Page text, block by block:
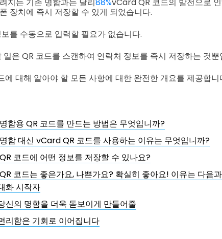
지는 기존 명함과는 달리 88%vCard QR 코드의 발전으로
장치에 즉시 저장할 수 있게 되었습니다.
를 수동으로 입력할 필요가 없습니다.
일은 QR 코드를 스캔하여 연락처 정보를 즉시 저장하는 것뿐
에 대해 알아야 할 모든 사항에 대한 완전한 개요를 제공합니
함용 QR 코드를 만드는 방법은 무엇입니까?
함 대신 vCard QR 코드를 사용하는 이유는 무엇입니까?
코드에 어떤 정보를 저장할 수 있나요?
코드는 좋은가요, 나쁜가요? 확실히 좋아요! 이유는 다음
화 시작자
신의 명함을 더욱 돋보이게 만들어줄
리함은 기회로 이어집니다